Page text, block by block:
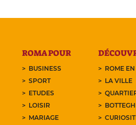
ROMA POUR
BUSINESS
SPORT
ETUDES
LOISIR
MARIAGE
ROME
LA VILLE